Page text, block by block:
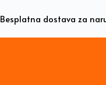
Besplatna dostava za